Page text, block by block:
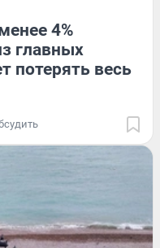
4%
главных
потерять весь